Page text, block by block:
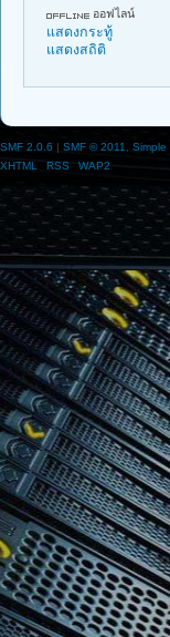
ออฟไลน์
แสดงกระทู้
แสดงสถิติ
SMF 2.0.6 | SMF © 2011
Simple
XHTML
RSS WAP2